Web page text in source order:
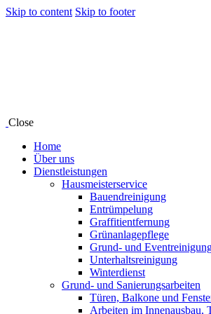
Skip to content Skip to footer
Close
Home
Über uns
Dienstleistungen
Hausmeisterservice
Bauendreinigung
Entrümpelung
Graffitientfernung
Grünanlagepflege
Grund- und
Unterhaltsreinigung
Winterdienst
Grund- und Sanierungsarbeiten
Türen, Balkone und
Arbeiten im Innenausbau,